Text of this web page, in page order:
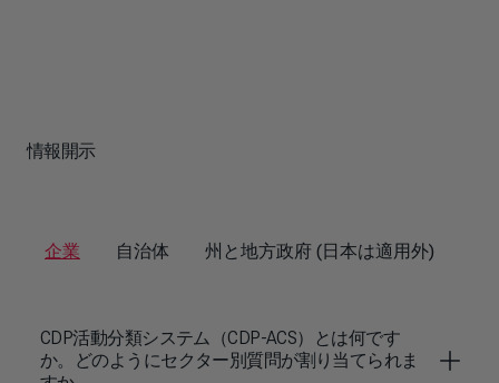
情報開示
企業 自治体 州と地方政府 (日本は適用外)
CDP活動分類システム（CDP-ACS）とは何です
か。どのようにセクター別質問が割り当てられま